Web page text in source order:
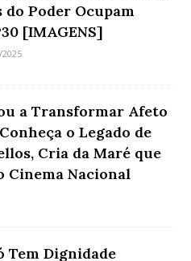
Poder Ocupam
[IMAGENS]
2025
a Transformar Afeto
o Legado de
Cria da Maré que
Cinema Nacional
Tem Dignidade